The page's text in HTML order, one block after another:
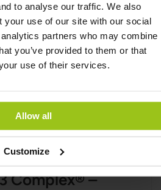
to analyse our traffic. We also
your use of our site with our social
partners who may combine
you’ve provided to them or that
use of their services.
Allow all
Customize
10:1 (Allium
sterke soppdrepende og
spesielt mot Candida
er effektiv i å hemme
naturlige forsvar.
en sunn tarmhelse og en
Complex® –